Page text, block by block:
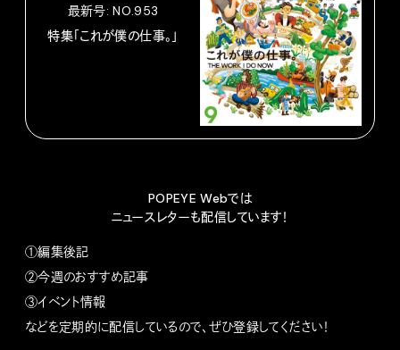
最新号: NO.953
特集「これが僕の仕事。」
POPEYE Webでは
ニュースレターも配信しています！
①編集後記
②今週のおすすめ記事
③イベント情報
などを定期的に配信しているので、ぜひ登録してください！